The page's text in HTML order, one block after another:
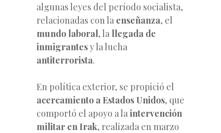
algunas leyes del período socialista,
relacionadas con la enseñanza, el
mundo laboral, la llegada de
inmigrantesy la lucha
antiterrorista.
En política exterior, se propició el
acercamiento a Estados Unidos, que
comportó el apoyo a laintervención
militar en Irak, realizada en marzo